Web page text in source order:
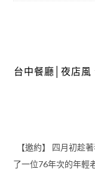
台中餐廳│夜店風
【邀約】 四月初趁
了一位76年次的年輕